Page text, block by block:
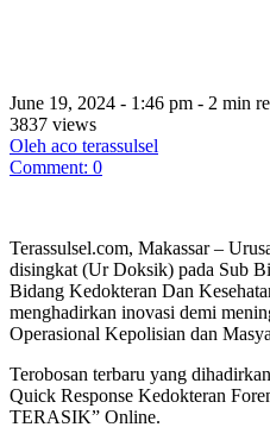
June 19, 2024 - 1:46 pm - 2 min
3837 views
Oleh aco terassulsel
Comment: 0
Terassulsel.com, Makassar –
disingkat (Ur Doksik) pada Sub
Bidang Kedokteran Dan
menghadirkan inovasi demi
Operasional Kepolisian dan
Terobosan terbaru yang
Quick Response Kedokteran
TERASIK” Online.